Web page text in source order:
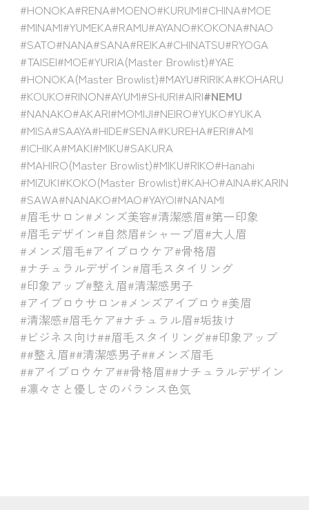
#HONOKA#RENA#MOENO#KURUMI#CHINA#MOE
#MINAMI#YUMEKA#RAMU#AYANO#KOKONA#NAO
#SATO#NANA#SANA#REIKA#CHINATSU#RYOGA
#TAISEI#MOE#YURIA(Master Browlist)#YAE
#HONOKA(Master Browlist)#MAYU#RIRIKA#KOHARU
#KOUKO#RINON#AYUMI#SHURI#AIRI#NEMU
#NANAKO#AKARI#MOMIJI#NEIRO#YUKO#YUKA
#MISA#SAAYA#HIDE#SENA#KUREHA#ERI#AMI
#ICHIKA#MAKI#MIKU#SAKURA
#MAHIRO(Master Browlist)#MIKU#RIKO#Hanahi
#MIZUKI#KOKO(Master Browlist)#KAHO#AINA#KARIN
#SAWA#NANAKO#MAO#YAYOI#NANAMI
#眉毛サロン#メンズ美容#清潔感眉#第一印象
#眉毛デザイン#自然眉#シャープ眉#大人眉
#メンズ眉毛#アイブロウケア#骨格眉
#ナチュラルデザイン#眉毛スタイリング
#印象アップ#整え眉#清潔感男子
#アイブロウサロン#メンズアイブロウ #美眉
#清潔感#眉毛ケア#ナチュラル眉#垢抜け
#ビジネス向け##眉毛スタイリング##印象アップ
##整え眉##清潔感男子##メンズ眉毛
##アイブロウケア##骨格眉##ナチュラルデザイン
#凛々さと優しさのバランス色気